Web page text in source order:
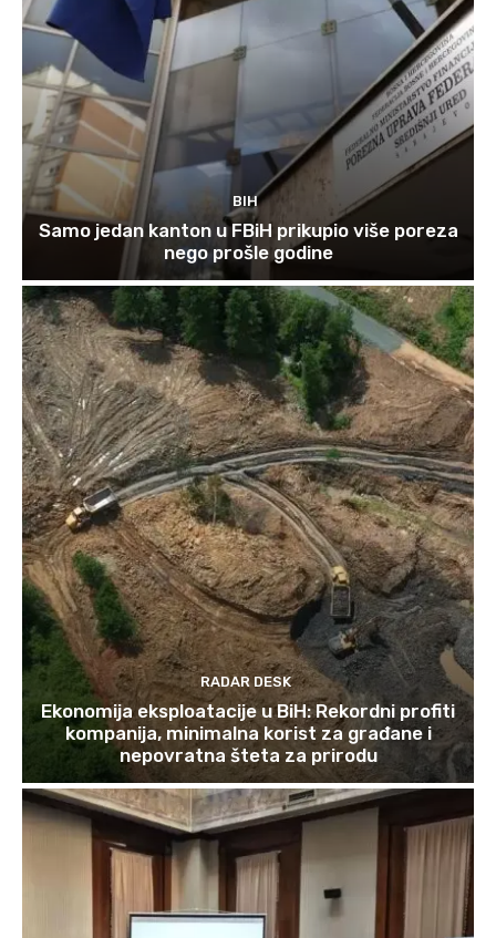
BIH
Samo jedan kanton u FBiH prikupio više poreza
nego prošle godine
RADAR DESK
Ekonomija eksploatacije u BiH: Rekordni profiti
kompanija, minimalna korist za građane i
nepovratna šteta za prirodu